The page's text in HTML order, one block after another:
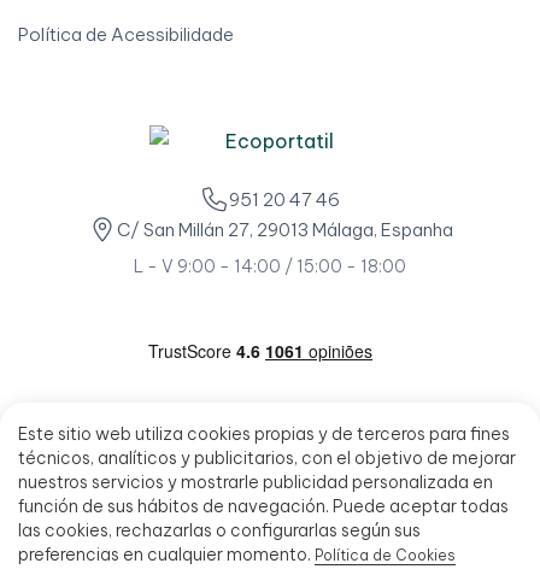
Este sitio web utiliza cookies propias y de terceros para fines
técnicos, analíticos y publicitarios, con el objetivo de mejorar
nuestros servicios y mostrarle publicidad personalizada en
función de sus hábitos de navegación. Puede aceptar todas
las cookies, rechazarlas o configurarlas según sus
preferencias en cualquier momento. Política de Cookies
Política de Acessibilidade
951 20 47 46
C/ San Millán 27, 29013 Málaga, Espanha
L - V 9:00 - 14:00 / 15:00 - 18:00